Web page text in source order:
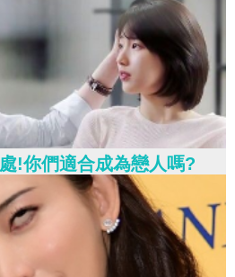
!你們適合成為戀人嗎?